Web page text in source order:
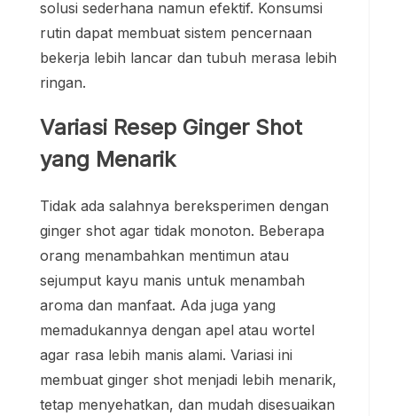
solusi sederhana namun efektif. Konsumsi
rutin dapat membuat sistem pencernaan
bekerja lebih lancar dan tubuh merasa lebih
ringan.
Variasi Resep Ginger Shot
yang Menarik
Tidak ada salahnya bereksperimen dengan
ginger shot agar tidak monoton. Beberapa
orang menambahkan mentimun atau
sejumput kayu manis untuk menambah
aroma dan manfaat. Ada juga yang
memadukannya dengan apel atau wortel
agar rasa lebih manis alami. Variasi ini
membuat ginger shot menjadi lebih menarik,
tetap menyehatkan, dan mudah disesuaikan